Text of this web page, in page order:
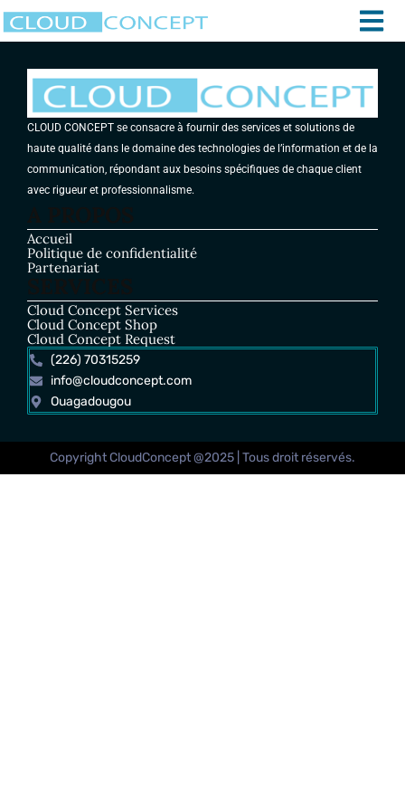
CLOUD CONCEPT se consacre à fournir des services et solutions de
haute qualité dans le domaine des technologies de l’information et de la
communication, répondant aux besoins spécifiques de chaque client
avec rigueur et professionnalisme.
Accueil
Politique de confidentialité
Partenariat
Cloud Concept Services
Cloud Concept Shop
Cloud Concept Request
(226) 70315259
info@cloudconcept.com
Ouagadougou
Copyright CloudConcept @2025 | Tous droit réservés.